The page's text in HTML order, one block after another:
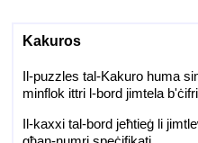
Kakuros
Il-puzzles tal-Kakuro huma
minflok ittri l-bord jimtela
Il-kaxxi tal-bord jeħtieġ li